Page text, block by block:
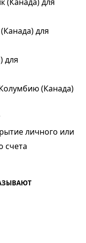
для
для
(Канада)
личного или
счета